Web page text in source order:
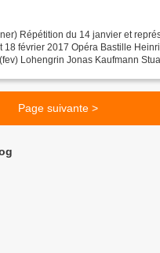
Répétition du 14 janvier et
18 février 2017 Opéra Bastille
Lohengrin Jonas Kaufmann
Page suivante >